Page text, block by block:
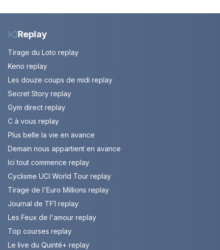
août 2026 (spoiler)
Montbrison et
Replay
Tirage du Loto replay
Keno replay
Les douze coups de midi replay
Secret Story replay
Gym direct replay
C à vous replay
Plus belle la vie en avance
Demain nous appartient en avance
Ici tout commence replay
Cyclisme UCI World Tour replay
Tirage de l'Euro Millions replay
Journal de TF1 replay
Les Feux de l'amour replay
Top courses replay
Le live du Quinté+ replay